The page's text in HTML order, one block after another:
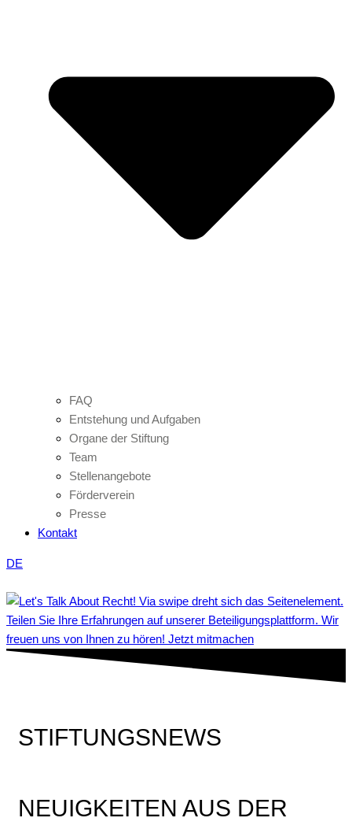
FAQ
Entstehung und Aufgaben
Organe der Stiftung
Team
Stellenangebote
Förderverein
Presse
Kontakt
DE
Teilen Sie Ihre Erfahrungen auf unserer Beteiligungsplattform. Wir
freuen uns von Ihnen zu hören! Jetzt mitmachen
STIFTUNGSNEWS
NEUIGKEITEN AUS DER